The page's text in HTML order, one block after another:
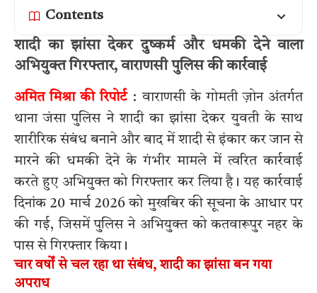
Contents
शादी का झांसा देकर दुष्कर्म और धमकी देने वाला
अभियुक्त गिरफ्तार, वाराणसी पुलिस की कार्रवाई
अमित मिश्रा की रिपोर्ट : वाराणसी के गोमती ज़ोन अंतर्गत
थाना जंसा पुलिस ने शादी का झांसा देकर युवती के साथ
शारीरिक संबंध बनाने और बाद में शादी से इंकार कर जान से
मारने की धमकी देने के गंभीर मामले में त्वरित कार्रवाई
करते हुए अभियुक्त को गिरफ्तार कर लिया है। यह कार्रवाई
दिनांक 20 मार्च 2026 को मुखबिर की सूचना के आधार पर
की गई, जिसमें पुलिस ने अभियुक्त को कतवारूपुर नहर के
पास से गिरफ्तार किया।
चार वर्षों से चल रहा था संबंध, शादी का झांसा बन गया
अपराध